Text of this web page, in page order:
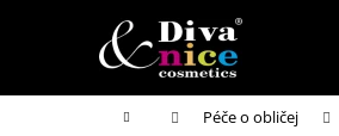
Domů Péče o obličej
í
Zpět
do
Zpět
do